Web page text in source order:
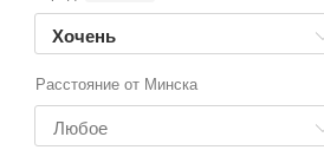
Хочень
Расстояние от Минска